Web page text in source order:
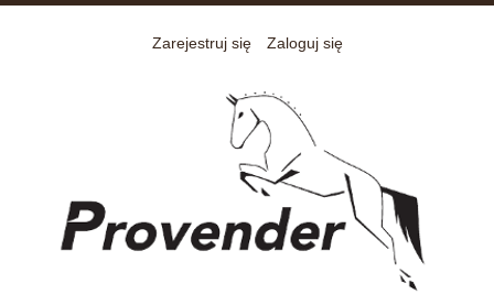
Zarejestruj się Zaloguj się